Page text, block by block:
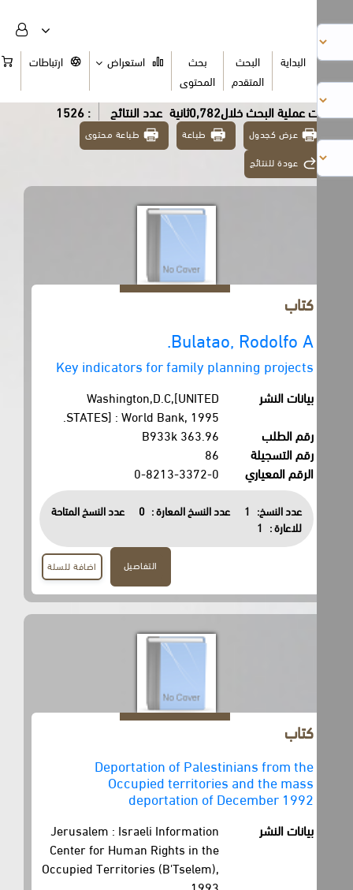
البداية
البحث
بحث
المحتوى
استعراض ارتباطات السلة
البحث خلال0,782ثانية عدد النتائج : 1526
عرض كجدول طباعة طباعة محتوى
عودة للنتائج
Bulatao, Rodolfo A.
Key indicators for family planning projects
بيانات النشر
Washington,D.C,[UNITED
STATES] : World Bank, 1995.
رقم الطلب
363.96 B933k
رقم التسجيلة
86
الرقم المعياري
0-8213-3372-0
عدد النسخ: 1 عدد النسخ المعارة : 0
عدد النسخ المتاحة
للاعارة :
1
اضافة للسلة
Deportation of Palestinians from the
Occupied territories and the mass
deportation of December 1992
بيانات النشر
Jerusalem : Israeli Information
Center for Human Rights in the
Occupied Territories (B'Tselem),